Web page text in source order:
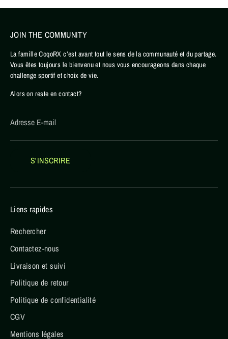
JOIN THE COMMUNITY
La famille CoqoRX c’est avant tout le sens de la communauté et du partage.
Vous êtes toujours le bienvenu et nous vous encourageons dans chaque
challenge sportif et choix de vie.
Alors on reste en contact?
Adresse E-mail
S'INSCRIRE
Liens rapides
Rechercher
Contactez-nous
Livraison et suivi
Politique de retour
Politique de confidentialité
CGV
Mentions légales